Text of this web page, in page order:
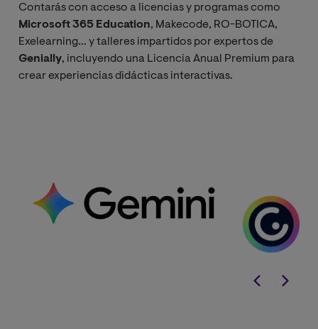
Contarás con acceso a licencias y programas como
Microsoft 365 Education, Makecode, RO-BOTICA,
Exelearning… y talleres impartidos por expertos de
Genially, incluyendo una Licencia Anual Premium para
crear experiencias didácticas interactivas.